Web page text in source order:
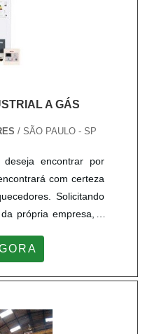
A GÁS
/ SÃO PAULO - SP
encontrar por
com certeza
Solicitando
própria empresa, é
DETALHES SOBRE
a gás em uma
para os clientes